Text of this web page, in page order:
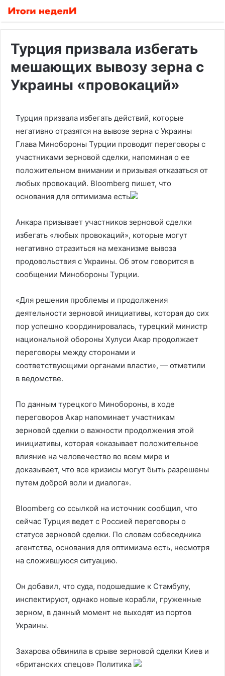
Турция призвала избегать
мешающих вывозу зерна с
Украины «провокаций»
Турция призвала избегать действий, которые
негативно отразятся на вывозе зерна с Украины
Глава Минобороны Турции проводит переговоры с
участниками зерновой сделки, напоминая о ее
положительном внимании и призывая отказаться от
любых провокаций. Bloomberg пишет, что
основания для оптимизма есть
Анкара призывает участников зерновой сделки
избегать «любых провокаций», которые могут
негативно отразиться на механизме вывоза
продовольствия с Украины. Об этом говорится в
сообщении Минобороны Турции.
«Для решения проблемы и продолжения
деятельности зерновой инициативы, которая до сих
пор успешно координировалась, турецкий министр
национальной обороны Хулуси Акар продолжает
переговоры между сторонами и
соответствующими органами власти», — отметили
в ведомстве.
По данным турецкого Минобороны, в ходе
переговоров Акар напоминает участникам
зерновой сделки о важности продолжения этой
инициативы, которая «оказывает положительное
влияние на человечество во всем мире и
доказывает, что все кризисы могут быть разрешены
путем доброй воли и диалога».
Bloomberg со ссылкой на источник сообщил, что
сейчас Турция ведет с Россией переговоры о
статусе зерновой сделки. По словам собеседника
агентства, основания для оптимизма есть, несмотря
на сложившуюся ситуацию.
Он добавил, что суда, подошедшие к Стамбулу,
инспектируют, однако новые корабли, груженные
зерном, в данный момент не выходят из портов
Украины.
Захарова обвинила в срыве зерновой сделки Киев и
«британских спецов» Политика